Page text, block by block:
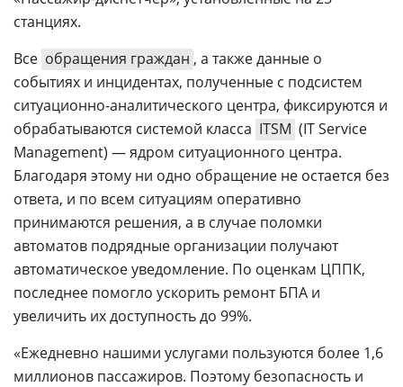
станциях.
Все обращения граждан , а также данные о
событиях и инцидентах, полученные с подсистем
ситуационно-аналитического центра, фиксируются и
обрабатываются системой класса ITSM (IT Service
Management) — ядром ситуационного центра.
Благодаря этому ни одно обращение не остается без
ответа, и по всем ситуациям оперативно
принимаются решения, а в случае поломки
автоматов подрядные организации получают
автоматическое уведомление. По оценкам ЦППК,
последнее помогло ускорить ремонт БПА и
увеличить их доступность до 99%.
«Ежедневно нашими услугами пользуются более 1,6
миллионов пассажиров. Поэтому безопасность и